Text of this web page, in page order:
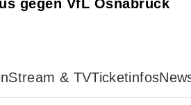
gegen VfL Osnabrück
Stream & TVTicketinfos